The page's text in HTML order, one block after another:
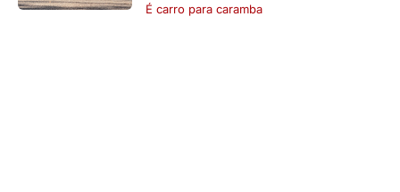
É carro para caramba